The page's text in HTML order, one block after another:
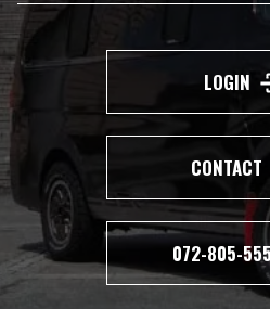
LOGIN
CONTACT
072-805-